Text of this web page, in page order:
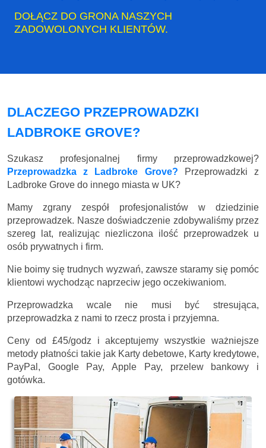
DOŁĄCZ DO GRONA NASZYCH
ZADOWOLONYCH KLIENTÓW.
DLACZEGO PRZEPROWADZKI
LADBROKE GROVE?
Szukasz profesjonalnej firmy przeprowadzkowej?
Przeprowadzka z Ladbroke Grove? Przeprowadzki z
Ladbroke Grove do innego miasta w UK?
Mamy zgrany zespół profesjonalistów w dziedzinie
przeprowadzek. Nasze doświadczenie zdobywaliśmy przez
szereg lat, realizując niezliczona ilość przeprowadzek u
osób prywatnych i firm.
Nie boimy się trudnych wyzwań, zawsze staramy się pomóc
klientowi wychodząc naprzeciw jego oczekiwaniom.
Przeprowadzka wcale nie musi być stresująca,
przeprowadzka z nami to rzecz prosta i przyjemna.
Ceny od £45/godz i akceptujemy wszystkie ważniejsze
metody płatności takie jak Karty debetowe, Karty kredytowe,
PayPal, Google Pay, Apple Pay, przelew bankowy i
gotówka.